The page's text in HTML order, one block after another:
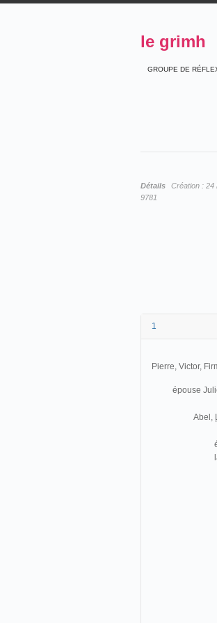
le grimh
GROUPE DE
Détails Création : 24
9781
1
Pierre, Victor,
épouse
Abel,